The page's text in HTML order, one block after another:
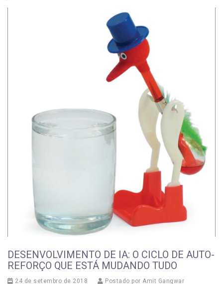
DESENVOLVIMENTO DE IA: O CICLO DE AUTO-
REFORÇO QUE ESTÁ MUDANDO TUDO
24 de setembro de 2018 Postado por Amit Gangwar